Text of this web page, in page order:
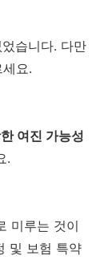
습니다. 다만
요.
여진 가능성
.
미루는 것이
및 보험 특약